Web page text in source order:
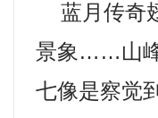
蓝月传奇
景象……山峰
七像是察觉